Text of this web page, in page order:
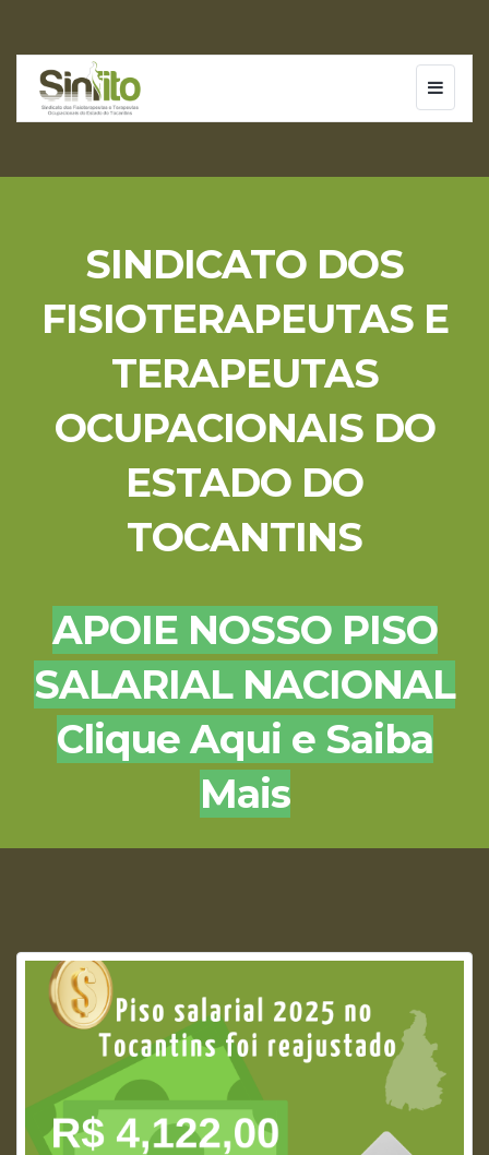
Toggle
SINDICATO DOS
FISIOTERAPEUTAS E
TERAPEUTAS
OCUPACIONAIS DO
ESTADO DO
TOCANTINS
APOIE NOSSO PISO
SALARIAL NACIONAL
Clique Aqui e Saiba
Mais